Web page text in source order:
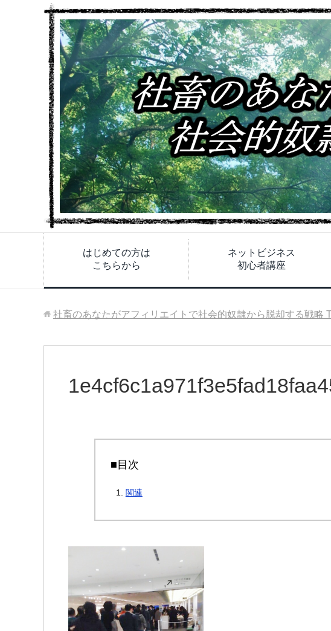
はじめての方は
こちらから
ネットビジネス
初心者講座
社畜のあなたがアフィリエイトで社会的奴隷から脱却する戦略
■目次
関連